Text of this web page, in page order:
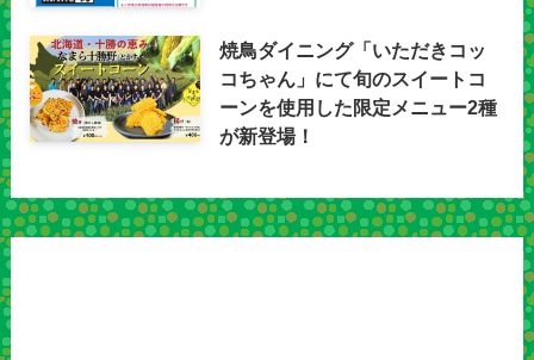
焼鳥ダイニング「いただきコッ
コちゃん」にて旬のスイートコ
ーンを使用した限定メニュー2種
が新登場！